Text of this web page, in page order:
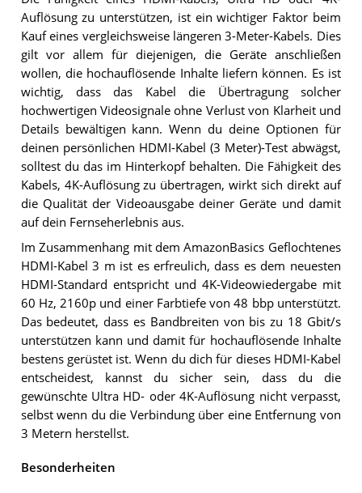
Auflösung zu unterstützen, ist ein wichtiger Faktor beim
Kauf eines vergleichsweise längeren 3-Meter-Kabels. Dies
gilt vor allem für diejenigen, die Geräte anschließen
wollen, die hochauflösende Inhalte liefern können. Es ist
wichtig, dass das Kabel die Übertragung solcher
hochwertigen Videosignale ohne Verlust von Klarheit und
Details bewältigen kann. Wenn du deine Optionen für
deinen persönlichen HDMI-Kabel (3 Meter)-Test abwägst,
solltest du das im Hinterkopf behalten. Die Fähigkeit des
Kabels, 4K-Auflösung zu übertragen, wirkt sich direkt auf
die Qualität der Videoausgabe deiner Geräte und damit
auf dein Fernseherlebnis aus.
Im Zusammenhang mit dem AmazonBasics Geflochtenes
HDMI-Kabel 3 m ist es erfreulich, dass es dem neuesten
HDMI-Standard entspricht und 4K-Videowiedergabe mit
60 Hz, 2160p und einer Farbtiefe von 48 bbp unterstützt.
Das bedeutet, dass es Bandbreiten von bis zu 18 Gbit/s
unterstützen kann und damit für hochauflösende Inhalte
bestens gerüstet ist. Wenn du dich für dieses HDMI-Kabel
entscheidest, kannst du sicher sein, dass du die
gewünschte Ultra HD- oder 4K-Auflösung nicht verpasst,
selbst wenn du die Verbindung über eine Entfernung von
3 Metern herstellst.
Besonderheiten